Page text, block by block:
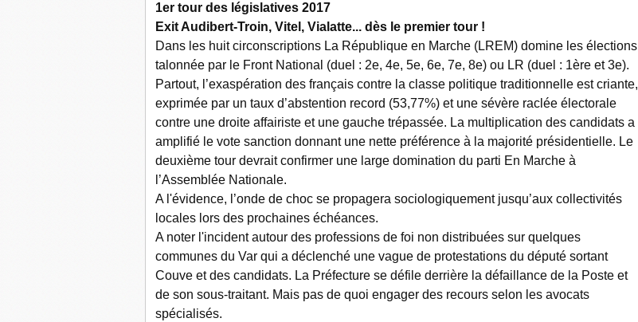
1er tour des législatives 2017
Exit Audibert-Troin, Vitel, Vialatte... dès le premier tour !
Dans les huit circonscriptions La République en Marche (LREM) domine les élections
talonnée par le Front National (duel : 2e, 4e, 5e, 6e, 7e, 8e) ou LR (duel : 1ère et 3e).
Partout, l’exaspération des français contre la classe politique traditionnelle est criante,
exprimée par un taux d’abstention record (53,77%) et une sévère raclée électorale
contre une droite affairiste et une gauche trépassée. La multiplication des candidats a
amplifié le vote sanction donnant une nette préférence à la majorité présidentielle. Le
deuxième tour devrait confirmer une large domination du parti En Marche à
l’Assemblée Nationale.
A l'évidence, l’onde de choc se propagera sociologiquement jusqu’aux collectivités
locales lors des prochaines échéances.
A noter l'incident autour des professions de foi non distribuées sur quelques
communes du Var qui a déclenché une vague de protestations du député sortant
Couve et des candidats. La Préfecture se défile derrière la défaillance de la Poste et
de son sous-traitant. Mais pas de quoi engager des recours selon les avocats
spécialisés.